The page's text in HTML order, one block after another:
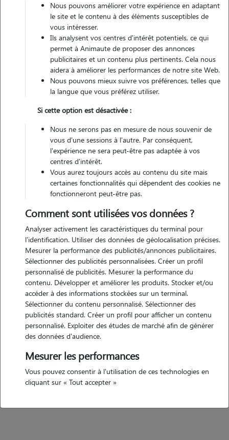
Contacter
L'envoi d'une demande est sans engagement
dispo: tout l'été, secteur: rayon de 15 km autour de carentan (50500)
bonjour ! je m'appelle camille, j'ai 23 ans et je suis étudiante. depuis
toujours, j'adore les animaux et m'occuper d'eux est pour moi un vrai
plaisir et pas simplement un petit job ? si je propose mes services de
garde, c'est avant tout parce que j'aime passer du temps avec les
animaux, jouer avec eux, les promener et veiller à leur bien-être. je
sais à quel point ils sont des membres de la famille à part entière, et
je m'engage à m'en occuper avec douceur, patience et sérieux. mon
objectif est simple : que votre compagnon se sente en sécurité, aimé
et entouré en votre absence. le tout se fera en respectant les règles
transmises par les propriétaires bien entendu ? indisponible en
semaine du fait de mes études dans l'orne mais disponible les week-
ends et les vacances !
Expérience
j'ai déjà eu l'occasion de garder des chiens (balades, jeux, repas,
moments câlins) et des chats (visites à domicile, litière, repas,
moments de présence et d'affection). je suis attentive aux habitudes
de chaque animal (horaires, alimentation, besoins spécifiques). je peux
également envoyer des photos et des nouvelles régulières pour que
Nous pouvons améliorer votre expérience en adaptant
le site et le contenu à des éléments susceptibles de
vous intéresser.
Ils analysent vos centres d'intérêt potentiels, ce qui
permet à Animaute de proposer des annonces
publicitaires et un contenu plus pertinents. Cela nous
aidera à améliorer les performances de notre site Web.
Nous pouvons mieux suivre vos préférences, telles que
la langue que vous préférez utiliser.
Si cette option est désactivée :
Nous ne serons pas en mesure de nous souvenir de
vous d'une sessions à l'autre. Par conséquent,
l'expérience ne sera peut-être pas adaptée à vos
centres d'intérêt.
Vous aurez toujours accès au contenu du site mais
certaines fonctionnalités qui dépendent des cookies ne
fonctionneront peut-être pas.
Comment sont utilisées vos données ?
Analyser activement les caractéristiques du terminal pour
l'identification. Utiliser des données de géolocalisation précises.
Mesurer la performance des publicités/annonces publicitaires.
Sélectionner des publicités personnalisées. Créer un profil
personnalisé de publicités. Mesurer la performance du
contenu. Développer et améliorer les produits. Stocker et/ou
accéder à des informations stockées sur un terminal.
Sélectionner du contenu personnalisé. Sélectionner des
publicités standard. Créer un profil pour afficher un contenu
personnalisé. Exploiter des études de marché afin de générer
des données d'audience.
Mesurer les performances
Vous pouvez consentir à l'utilisation de ces technologies en
cliquant sur « Tout accepter »